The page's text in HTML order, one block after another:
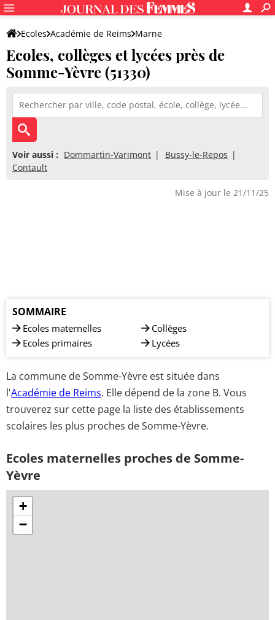
Ecoles Académie de Reims Marne
Ecoles, collèges et lycées près de
Somme-Yèvre (51330)
Voir aussi : Dommartin-Varimont
Bussy-le-Repos
Contault
Mise à jour le 21/11/25
SOMMAIRE
Ecoles maternelles
Ecoles primaires
Collèges
Lycées
La commune de Somme-Yèvre est située dans
l'Académie de Reims. Elle dépend de la zone B. Vous
trouverez sur cette page la liste des établissements
scolaires les plus proches de Somme-Yèvre.
Ecoles maternelles proches de Somme-
Yèvre
+
−